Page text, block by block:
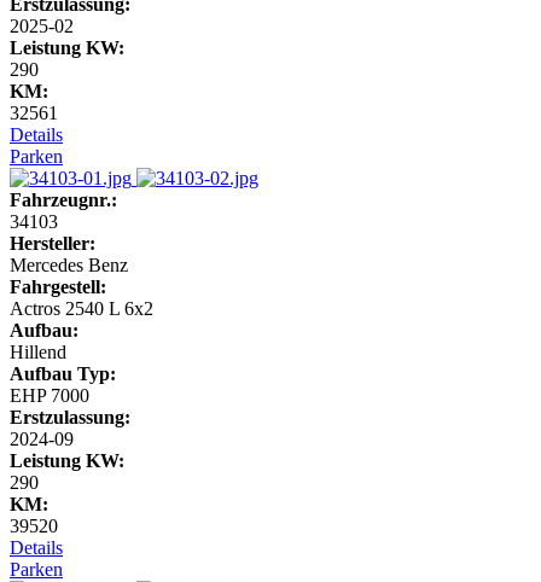
Erstzulassung:
2025-02
Leistung KW:
290
KM:
32561
Details
Parken
Fahrzeugnr.:
34103
Hersteller:
Mercedes Benz
Fahrgestell:
Actros 2540 L 6x2
Aufbau:
Hillend
Aufbau Typ:
EHP 7000
Erstzulassung:
2024-09
Leistung KW:
290
KM:
39520
Details
Parken